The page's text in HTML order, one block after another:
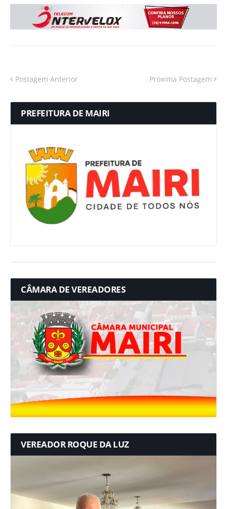
Postagem Anterior Próxima Postagem
PREFEITURA DE MAIRI
CÂMARA DE VEREADORES
VEREADOR ROQUE DA LUZ